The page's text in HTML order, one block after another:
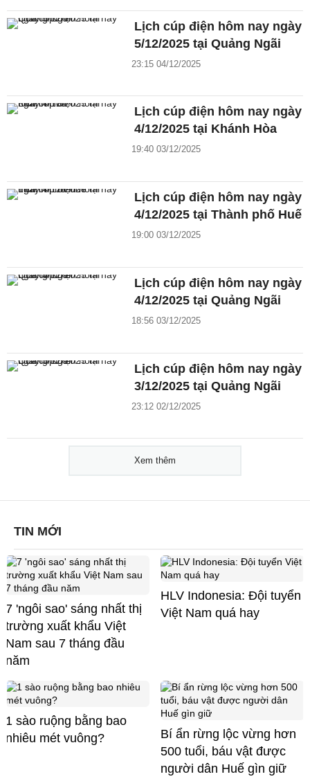
Lịch cúp điện hôm nay ngày
5/12/2025 tại Quảng Ngãi
23:15 04/12/2025
Lịch cúp điện hôm nay ngày
4/12/2025 tại Khánh Hòa
19:40 03/12/2025
Lịch cúp điện hôm nay ngày
4/12/2025 tại Thành phố Huế
19:00 03/12/2025
Lịch cúp điện hôm nay ngày
4/12/2025 tại Quảng Ngãi
18:56 03/12/2025
Lịch cúp điện hôm nay ngày
3/12/2025 tại Quảng Ngãi
23:12 02/12/2025
Xem thêm
TIN MỚI
7 'ngôi sao' sáng nhất thị
trường xuất khẩu Việt
Nam sau 7 tháng đầu
năm
HLV Indonesia: Đội tuyển
Việt Nam quá hay
1 sào ruộng bằng bao
nhiêu mét vuông?
Bí ẩn rừng lộc vừng hơn
500 tuổi, báu vật được
người dân Huế gìn giữ